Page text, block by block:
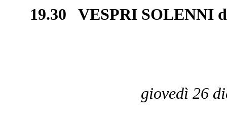
19.30 VESPRI SOLENNI
giovedì 26